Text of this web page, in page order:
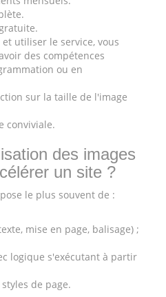
utiliser le service, vous
des compétences
ou en
sur la taille de l'image
conviviale.
des images
un site ?
le plus souvent de :
mise en page, balisage) ;
logique s'exécutant à partir
de page.